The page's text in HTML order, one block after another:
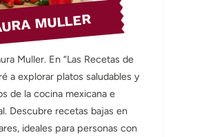
MULLER
Muller. En “Las Recetas de
a explorar platos saludables y
de la cocina mexicana e
Descubre recetas bajas en
ideales para personas con